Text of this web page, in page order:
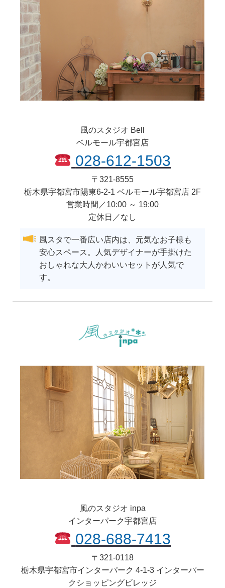
風のスタジオ Bell
ベルモール宇都宮店
028-612-1503
〒 321-8555
栃木県宇都宮市陽東6-2-1 ベルモール宇都宮店 2F
営業時間／10:00 ～ 19:00
定休日／なし
風スタで一番広い店内は、元気なお子様も
安心スペース。人気デザイナーが手掛けた
おしゃれな大人かわいいセットが人気で
す。
風のスタジオ inpa
インターパーク宇都宮店
028-688-7413
〒 321-0118
栃木県宇都宮市インターパーク 4-1-3 インターパー
クショッピングビレッジ